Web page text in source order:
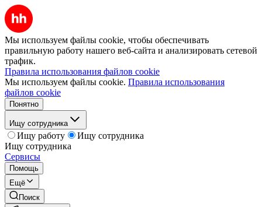
Мы используем файлы cookie, чтобы обеспечивать
правильную работу нашего веб-сайта и анализировать сетевой
трафик.
Правила использования файлов cookie
Мы используем файлы cookie. Правила использования
файлов cookie
Понятно
Ищу сотрудника
Ищу работу
Ищу сотрудника
Ищу сотрудника
Сервисы
Помощь
Ещё
Поиск